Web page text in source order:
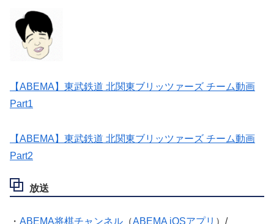
【ABEMA】東武鉄道 北関東ブリッツァーズ チーム動画
Part1
【ABEMA】東武鉄道 北関東ブリッツァーズ チーム動画
Part2
放送
・ ABEMA将棋チャンネル （ABEMA iOSアプリ ）/